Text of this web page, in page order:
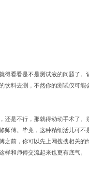
看看是不是测试液的问题了。
饮料去测，不然你的测试仪可能
是不行，那就得动动手术了。
师傅。毕竟，这种精细活儿可不
之前，你可以先上网搜搜相关的
样和师傅交流起来也更有底气。